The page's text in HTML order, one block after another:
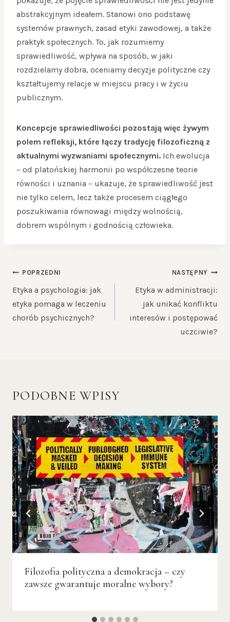
abstrakcyjnym ideałem. Stanowi ono podstawę
systemów prawnych, zasad etyki zawodowej, a także
praktyk społecznych. To, jak rozumiemy
sprawiedliwość, wpływa na sposób, w jaki
rozdzielamy dobra, oceniamy decyzje polityczne czy
kształtujemy relacje w miejscu pracy i w życiu
publicznym.
Koncepcje sprawiedliwości pozostają więc żywym
polem refleksji, które łączy tradycję filozoficzną z
aktualnymi wyzwaniami społecznymi. Ich ewolucja
– od platońskiej harmonii po współczesne teorie
równości i uznania – ukazuje, że sprawiedliwość jest
nie tylko celem, lecz także procesem ciągłego
poszukiwania równowagi między wolnością,
dobrem wspólnym i godnością człowieka.
NAWIGACJA
WPISU
POPRZEDNI
Etyka a psychologia: jak
etyka pomaga w leczeniu
chorób psychicznych?
NASTĘPNY
Etyka w administracji:
jak unikać konfliktu
interesów i postępować
uczciwie?
PODOBNE WPISY
Filozofia polityczna a demokracja – czy
zawsze gwarantuje moralne wybory?